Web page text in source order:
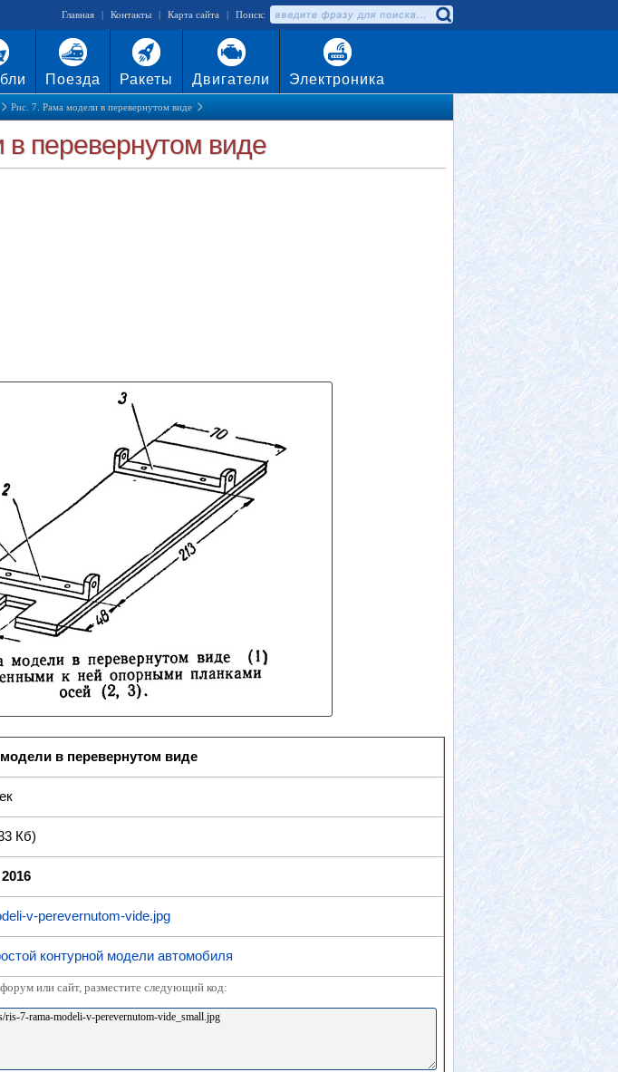
Главная | Контакты | Карта сайта | Поиск:
Поезда Ракеты Двигатели Электроника
Рис. 7. Рама модели в перевернутом виде
перевернутом виде
в перевернутом виде
Кб)
v-perevernutom-vide.jpg
контурной модели автомобиля
или сайт, разместите следующий код: